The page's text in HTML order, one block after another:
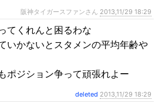
阪神タイガースファンさん 2013,11/29 18:29
てくれんと困るわな
いかないとスタメンの平均年齢や
ポジション争って頑張れよー
deleted 2013,11/29 18:29